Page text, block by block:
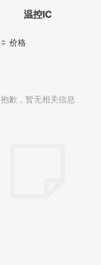
温控IC
价格
抱歉，暂无相关信息